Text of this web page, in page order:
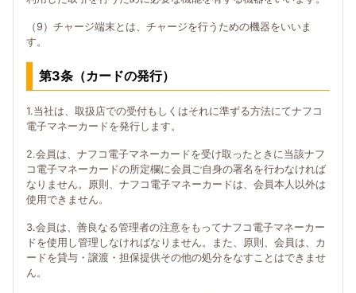
（9）チャージ端末とは、チャージを行うための機器をいいま
す。
第3条（カードの発行）
1.当社は、取扱店での受付もしくはそれに準ずる方法にてナフコ
電子マネーカードを発行します。
2.会員は、ナフコ電子マネーカードを受け取ったときに当該ナフ
コ電子マネーカードの所定欄に会員ご自身の署名を行わなければ
なりません。原則、ナフコ電子マネーカードは、会員本人以外は
使用できません。
3.会員は、善良なる管理者の注意をもってナフコ電子マネーカー
ドを使用し管理しなければなりません。また、原則、会員は、カ
ードを貸与・譲渡・担保提供その他の処分をなすことはできませ
ん。